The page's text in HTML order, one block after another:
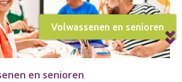
Volwassenen en senioren
en senioren